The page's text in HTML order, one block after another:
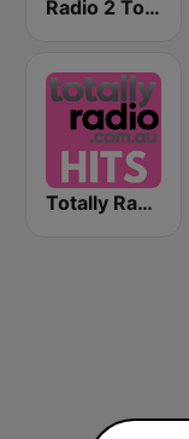
Radio 2 Top 2000
Totally Radio Hits